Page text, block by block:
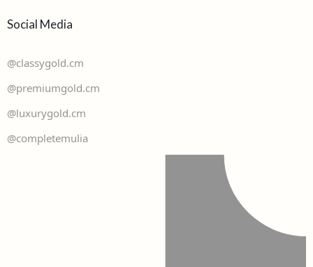
Social Media
@classygold.cm
@premiumgold.cm
@luxurygold.cm
@completemulia